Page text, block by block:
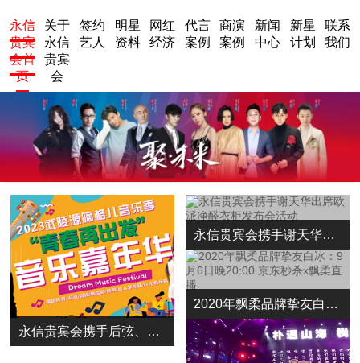
永信
贵宾
会首
页
关于
永信
贵宾
会
签约
艺人
明星
资料
网红
经济
代言
案例
商演
案例
新闻
中心
新星
计划
联系
我们
永信贵宾会携手后弦、司南邀你共度陵源嘀格儿音乐季
永信贵宾会携手谢天华出席欧派净醛衣柜发布会活动
2020年飘柔品牌挚友白冰：9月6日晚20:00 京东秒杀x飘柔直播